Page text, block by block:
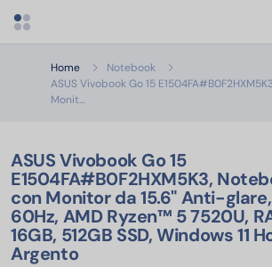
Apri menu categorie
Home
Notebook
ASUS Vivobook Go 15
Monit…
ASUS Vivobook Go 15
E1504FA#B0F2HXM5K3,
con Monitor da 15.6" Anti-glare,
60Hz, AMD Ryzen™ 5 7520U,
16GB, 512GB SSD, Windows 11
Argento